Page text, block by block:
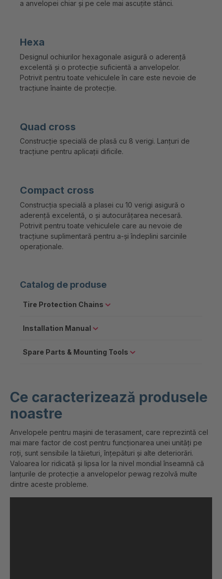
a anvelopei chiar și pe cele mai ascuțite stânci.
Hexa
Designul ochiurilor hexagonale asigură o aderență
excelentă și o protecție suficientă a anvelopelor.
Potrivit pentru toate vehiculele în care este nevoie de
tracțiune înainte de protecție.
Quad cross
Construcție specială de plasă cu 8 verigi. Lanțuri de
tracțiune pentru aplicații dificile.
Compact cross
Construcția specială a plasei cu 10 verigi asigură o
aderență excelentă, o și autocurățarea necesară.
Potrivit pentru toate vehiculele care au nevoie de
tracțiune suplimentară pentru a-și îndeplini sarcinile
operaționale.
Catalog de produse
Tire Protection Chains
Installation Manual
Spare Parts & Mounting Tools
Ce caracterizează produsele
noastre
Anvelopele pentru mașini de terasament, care reprezintă cel
mai mare factor de cost pentru funcționarea unei unități pe
roți, sunt sensibile la tăieturi, înțepături și alte deteriorări.
Valoarea lor ridicată și lipsa lor la nivel mondial înseamnă că
lanțurile de protecție a anvelopelor pewag rezolvă multe
dintre aceste probleme.